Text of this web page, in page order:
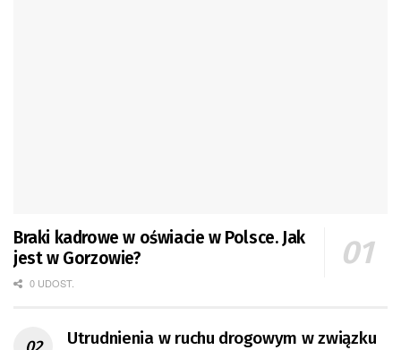
Braki kadrowe w oświacie w Polsce. Jak
jest w Gorzowie?
0 UDOST.
Utrudnienia w ruchu drogowym w związku